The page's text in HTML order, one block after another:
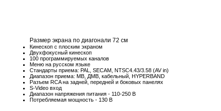
Размер экрана по диагонали 72 см
Кинескоп с плоским экраном
Двухфокусный кинескоп
100 программируемых каналов
Меню на русском языке
Стандарты приема: PAL, SECAM, NTSC4.43/3.58 (AV in)
Диапазон приема: МВ, ДМВ, кабельный, HYPERBAND
Разъем RCA на задней, передней и боковых панелях
S-Video вход
Диапазон напряжения питания - 110-250 В
Потребляемая мощность - 130 В